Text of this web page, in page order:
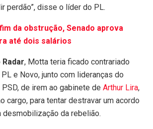
perdão”, disse o líder do PL.
da obstrução, Senado aprova
até dois salários
Radar, Motta teria ficado contrariado
e Novo, junto com lideranças do
de irem ao gabinete de Arthur Lira,
cargo, para tentar destravar um acordo
da rebelião.